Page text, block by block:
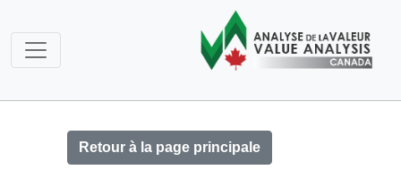
Retour à la page principale